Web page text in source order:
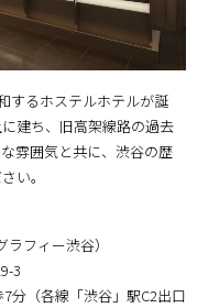
するホステルホテルが誕
建ち、旧高架線路の過去
雰囲気と共に、渋谷の歴
い。
フィー渋谷）
3
分（各線「渋谷」駅C2出口